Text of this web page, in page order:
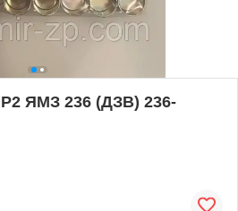
ЯМЗ 236 (ДЗВ) 236-